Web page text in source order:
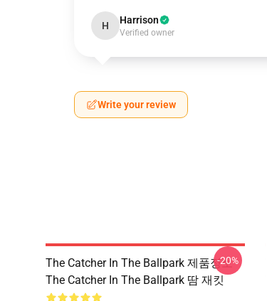
H Harrison
Verified owner
Write your review
The Catcher In The Ballpark 제품정보
The Catcher In The Ballpark 땀 재킷
-20%